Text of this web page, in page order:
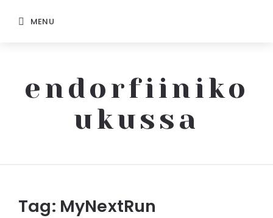
MENU
endorfiiniko
ukussa
Tag: MyNextRun